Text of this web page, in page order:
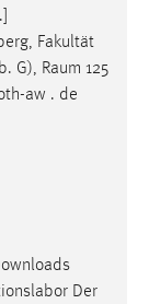
Fakultät
G), Raum 125
aw . de
Der